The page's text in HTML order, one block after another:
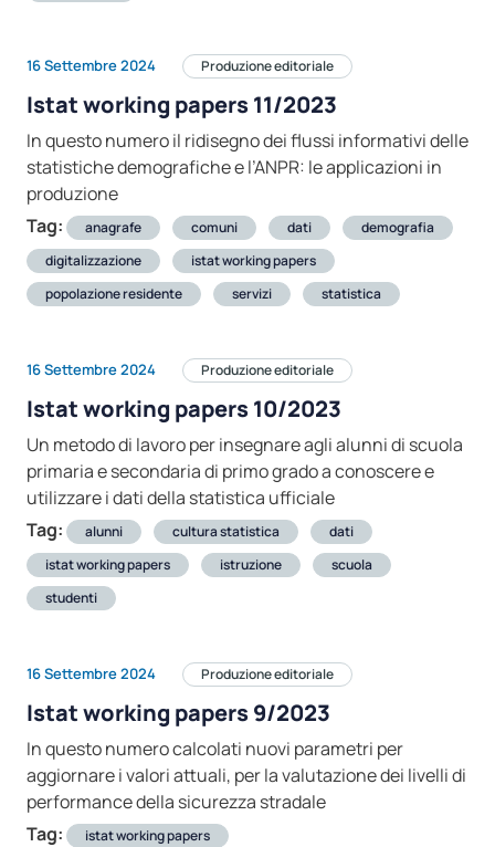
16 Settembre 2024 Produzione editoriale
Istat working papers 11/2023
In questo numero il ridisegno dei flussi informativi delle
statistiche demografiche e l’ANPR: le applicazioni in
produzione
Tag:
anagrafe comuni dati
demografia
digitalizzazione
istat working papers
popolazione residente
servizi statistica
16 Settembre 2024 Produzione editoriale
Istat working papers 10/2023
Un metodo di lavoro per insegnare agli alunni di scuola
primaria e secondaria di primo grado a conoscere e
utilizzare i dati della statistica ufficiale
Tag:
alunni cultura statistica
dati
istat working papers
istruzione
scuola
studenti
16 Settembre 2024 Produzione editoriale
Istat working papers 9/2023
In questo numero calcolati nuovi parametri per
aggiornare i valori attuali, per la valutazione dei livelli di
performance della sicurezza stradale
Tag:
istat working papers